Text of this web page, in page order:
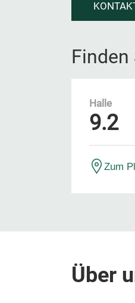
Finden
Halle
9.2
Zum
Über